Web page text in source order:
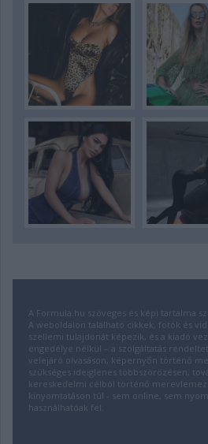
A Formula.hu szöveges és képi tartalma
A weboldalon található cikkek, fotók és
szellemi tulajdonát képezik, és a kiadó
engedélye nélkül – a szolgáltatás
velejáró olvasáson, képernyőn történő
szükséges ideiglenes többszörözésen,
kereskedelmi célból történő
kinyomtatáson túl - sem online, sem
használhatóak fel.